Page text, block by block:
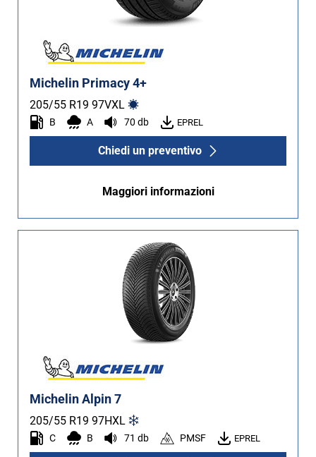
Michelin Primacy 4+
205/55 R19 97VXL
B A 70 db EPREL
Chiedi un preventivo
Maggiori informazioni
Michelin Alpin 7
205/55 R19 97HXL
C B 71 db PMSF EPREL